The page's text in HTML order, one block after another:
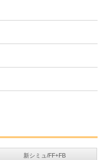
新シミュ/FF+FB